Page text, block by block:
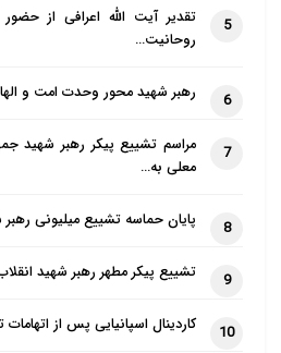
5
تقدیر آیت الله اعرافی از
روحانیت…
6 رهبر شهید محور وحدت امت و
7
مراسم تشییع پیکر رهبر شهید
معلی به…
8 پایان حماسه تشییع میلیونی
9 تشییع پیکر مطهر رهبر شهید
10 کاردینال اسپانیایی پس از